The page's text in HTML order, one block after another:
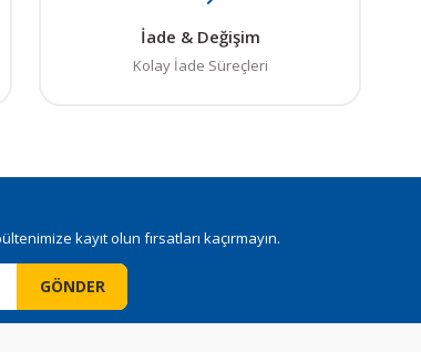
İade & Değişim
Kolay İade Süreçleri
kayıt olun fırsatları kaçırmayın.
GÖNDER